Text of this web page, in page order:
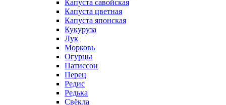
Капуста савойская
Капуста цветная
Капуста японская
Кукуруза
Лук
Морковь
Огурцы
Патиссон
Перец
Редис
Редька
Свёкла